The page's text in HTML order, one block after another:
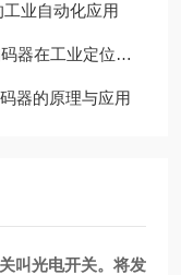
业自动化应用
业定位中的应用
器的原理与应用
叫光电开关。将发